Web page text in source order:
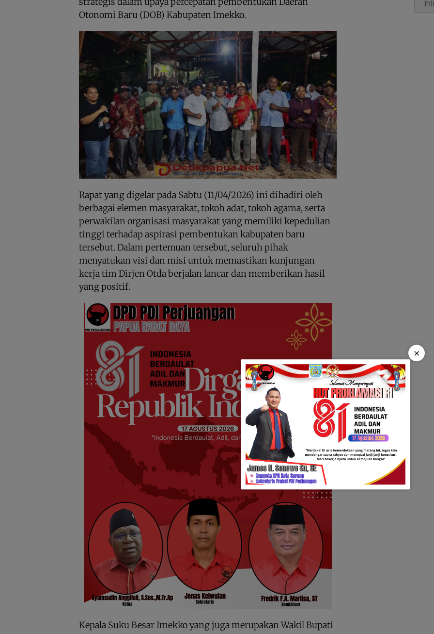
Otonomi Baru (DOB) Kabupaten Imekko.
Rapat yang digelar pada Sabtu (11/04/2026) ini dihadiri oleh
berbagai elemen masyarakat, tokoh adat, tokoh agama, serta
perwakilan organisasi masyarakat yang memiliki kepedulian
tinggi terhadap aspirasi pembentukan kabupaten baru
tersebut. Dalam pertemuan tersebut, seluruh pihak
menyatukan visi dan misi untuk memastikan kunjungan
kerja tim Dirjen Otda berjalan lancar dan memberikan hasil
yang positif.
Kepala Suku Besar Imekko yang juga merupakan Wakil Bupati
×